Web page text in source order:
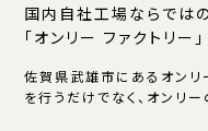
国内自社工場ならでは
「オンリー ファクトリー」
佐賀県武雄市にあるオンリ
を行うだけでなく、オンリー